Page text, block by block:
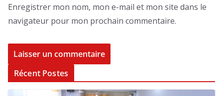
Enregistrer mon nom, mon e-mail et mon site dans le
navigateur pour mon prochain commentaire.
Récent Postes